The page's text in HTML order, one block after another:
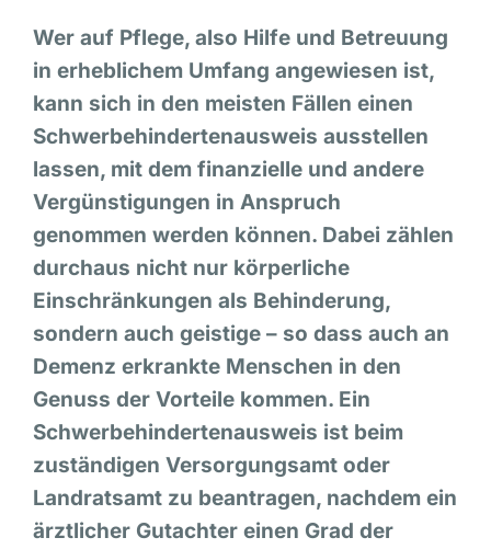
Wer auf Pflege, also Hilfe und Betreuung
in erheblichem Umfang angewiesen ist,
kann sich in den meisten Fällen einen
Schwerbehindertenausweis ausstellen
lassen, mit dem finanzielle und andere
Vergünstigungen in Anspruch
genommen werden können. Dabei zählen
durchaus nicht nur körperliche
Einschränkungen als Behinderung,
sondern auch geistige – so dass auch an
Demenz erkrankte Menschen in den
Genuss der Vorteile kommen. Ein
Schwerbehindertenausweis ist beim
zuständigen Versorgungsamt oder
Landratsamt zu beantragen, nachdem ein
ärztlicher Gutachter einen Grad der